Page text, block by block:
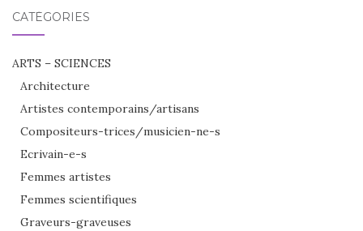
CATÉGORIES
ARTS – SCIENCES
Architecture
Artistes contemporains/artisans
Compositeurs-trices/musicien-ne-s
Ecrivain-e-s
Femmes artistes
Femmes scientifiques
Graveurs-graveuses